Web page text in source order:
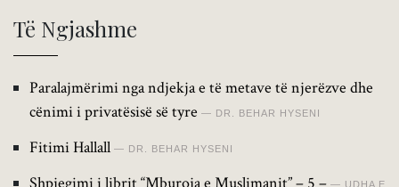
Të Ngjashme
Paralajmërimi nga ndjekja e të metave të njerëzve dhe
cënimi i privatësisë së tyre
DR. BEHAR HYSENI
Fitimi Hallall DR. BEHAR HYSENI
UDHA E